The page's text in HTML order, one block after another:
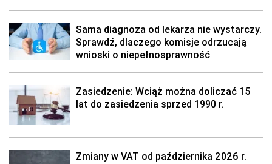
Sama diagnoza od lekarza nie wystarczy.
Sprawdź, dlaczego komisje odrzucają
wnioski o niepełnosprawność
Zasiedzenie: Wciąż można doliczać 15
lat do zasiedzenia sprzed 1990 r.
Zmiany w VAT od października 2026 r.